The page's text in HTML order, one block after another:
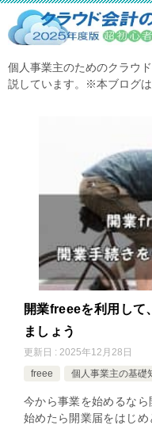
個人事業主のためのクラウ
説しています。※本ブログは
開業freeeを利用して
ましょう
更新日 : 2025年12月28日
freee
個人事業主の基礎
今から事業を始めるな
始めたら開業届をはじ